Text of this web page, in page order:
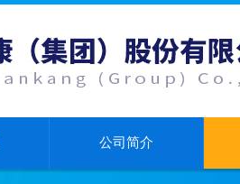
公司简介